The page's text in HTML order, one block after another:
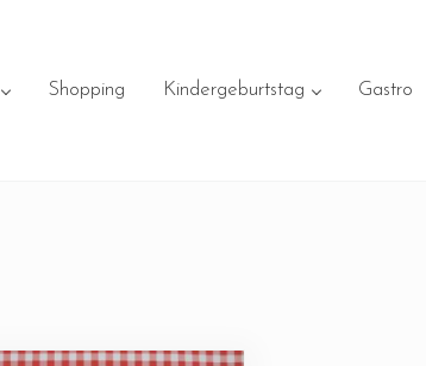
Shopping Kindergeburtstag Gastro